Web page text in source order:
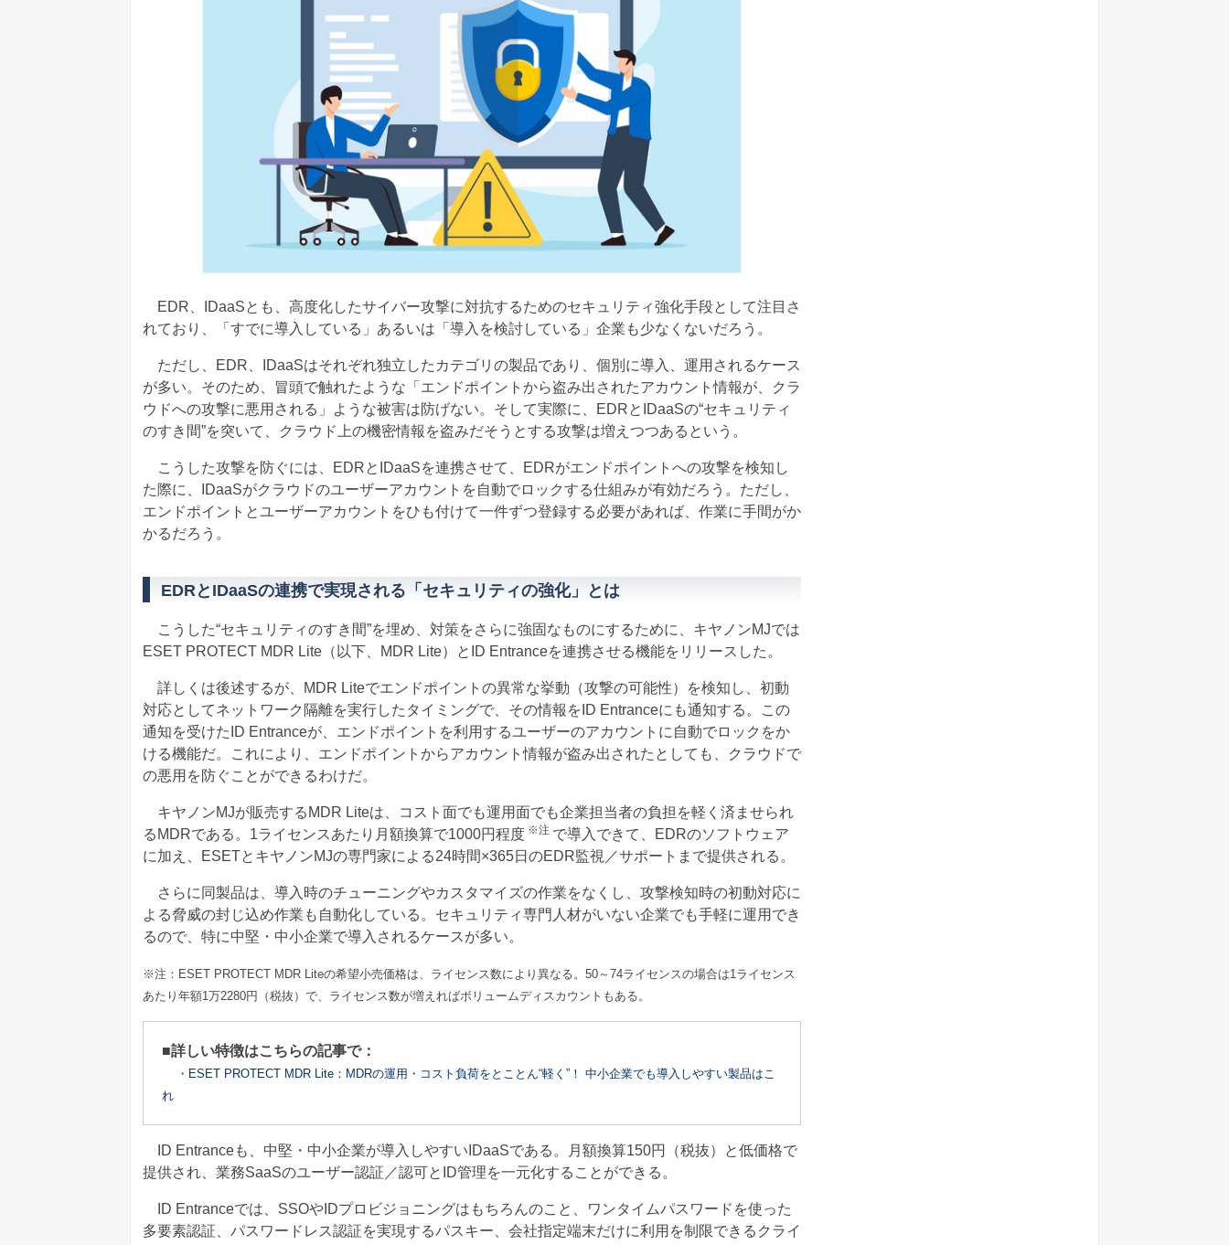
EDR、IDaaSとも、高度化したサイバー攻撃に対抗するためのセキュリティ強化手段として注目さ
れており、「すでに導入している」あるいは「導入を検討している」企業も少なくないだろう。
ただし、EDR、IDaaSはそれぞれ独立したカテゴリの製品であり、個別に導入、運用されるケース
が多い。そのため、冒頭で触れたような「エンドポイントから盗み出されたアカウント情報が、クラ
ウドへの攻撃に悪用される」ような被害は防げない。そして実際に、EDRとIDaaSの“セキュリティ
のすき間”を突いて、クラウド上の機密情報を盗みだそうとする攻撃は増えつつあるという。
こうした攻撃を防ぐには、EDRとIDaaSを連携させて、EDRがエンドポイントへの攻撃を検知し
た際に、IDaaSがクラウドのユーザーアカウントを自動でロックする仕組みが有効だろう。ただし、
エンドポイントとユーザーアカウントをひも付けて一件ずつ登録する必要があれば、作業に手間がか
かるだろう。
EDRとIDaaSの連携で実現される「セキュリティの強化」とは
こうした“セキュリティのすき間”を埋め、対策をさらに強固なものにするために、キヤノンMJでは
ESET PROTECT MDR Lite（以下、MDR Lite）とID Entranceを連携させる機能をリリースした。
詳しくは後述するが、MDR Liteでエンドポイントの異常な挙動（攻撃の可能性）を検知し、初動
対応としてネットワーク隔離を実行したタイミングで、その情報をID Entranceにも通知する。この
通知を受けたID Entranceが、エンドポイントを利用するユーザーのアカウントに自動でロックをか
ける機能だ。これにより、エンドポイントからアカウント情報が盗み出されたとしても、クラウドで
の悪用を防ぐことができるわけだ。
キヤノンMJが販売するMDR Liteは、コスト面でも運用面でも企業担当者の負担を軽く済ませられ
るMDRである。1ライセンスあたり月額換算で1000円程度 ※注 で導入できて、EDRのソフトウェア
に加え、ESETとキヤノンMJの専門家による24時間×365日のEDR監視／サポートまで提供される。
さらに同製品は、導入時のチューニングやカスタマイズの作業をなくし、攻撃検知時の初動対応に
よる脅威の封じ込め作業も自動化している。セキュリティ専門人材がいない企業でも手軽に運用でき
るので、特に中堅・中小企業で導入されるケースが多い。
※注：ESET PROTECT MDR Liteの希望小売価格は、ライセンス数により異なる。50～74ライセンスの場合は1ライセンス
あたり年額1万2280円（税抜）で、ライセンス数が増えればボリュームディスカウントもある。
■詳しい特徴はこちらの記事で：
・ESET PROTECT MDR Lite：MDRの運用・コスト負荷をとことん“軽く”！ 中小企業でも導入しやすい製品はこ
れ
ID Entranceも、中堅・中小企業が導入しやすいIDaaSである。月額換算150円（税抜）と低価格で
提供され、業務SaaSのユーザー認証／認可とID管理を一元化することができる。
ID Entranceでは、SSOやIDプロビジョニングはもちろんのこと、ワンタイムパスワードを使った
多要素認証、パスワードレス認証を実現するパスキー、会社指定端末だけに利用を制限できるクライ